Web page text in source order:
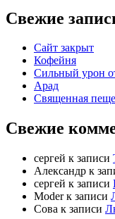
Свежие
Сайт закрыт
Кофейня
Cильный урон
Арад
Священная
Свежие
cергей к записи
Александр к
cергей к записи
Moderк записи
Сова к записи